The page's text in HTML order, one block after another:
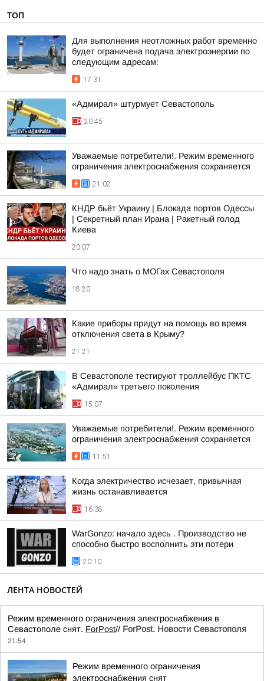
ТОП
Для выполнения неотложных работ временно
будет ограничена подача электроэнергии по
следующим адресам:
17:31
«Адмирал» штурмует Севастополь
20:45
Уважаемые потребители!. Режим временного
ограничения электроснабжения сохраняется
21:02
КНДР бьёт Украину | Блокада портов Одессы
| Секретный план Ирана | Ракетный голод
Киева
20:07
Что надо знать о МОГах Севастополя
18:20
Какие приборы придут на помощь во время
отключения света в Крыму?
21:21
В Севастополе тестируют троллейбус ПКТС
«Адмирал» третьего поколения
15:07
Уважаемые потребители!. Режим временного
ограничения электроснабжения сохраняется
11:51
Когда электричество исчезает, привычная
жизнь останавливается
16:38
WarGonzo: начало здесь . Производство не
способно быстро восполнить эти потери
20:10
ЛЕНТА НОВОСТЕЙ
Режим временного ограничения электроснабжения в
Севастополе снят. ForPost// ForPost. Новости Севастополя
21:54
Режим временного ограничения
электроснабжения снят